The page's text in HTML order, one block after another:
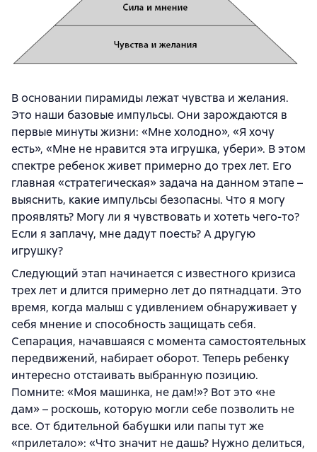
В основании пирамиды лежат чувства и желания.
Это наши базовые импульсы. Они зарождаются в
первые минуты жизни: «Мне холодно», «Я хочу
есть», «Мне не нравится эта игрушка, убери». В этом
спектре ребенок живет примерно до трех лет. Его
главная «стратегическая» задача на данном этапе –
выяснить, какие импульсы безопасны. Что я могу
проявлять? Могу ли я чувствовать и хотеть чего-то?
Если я заплачу, мне дадут поесть? А другую
игрушку?
Следующий этап начинается с известного кризиса
трех лет и длится примерно лет до пятнадцати. Это
время, когда малыш с удивлением обнаруживает у
себя мнение и способность защищать себя.
Сепарация, начавшаяся с момента самостоятельных
передвижений, набирает оборот. Теперь ребенку
интересно отстаивать выбранную позицию.
Помните: «Моя машинка, не дам!»? Вот это «не
дам» – роскошь, которую могли себе позволить не
все. От бдительной бабушки или папы тут же
«прилетало»: «Что значит не дашь? Нужно делиться,